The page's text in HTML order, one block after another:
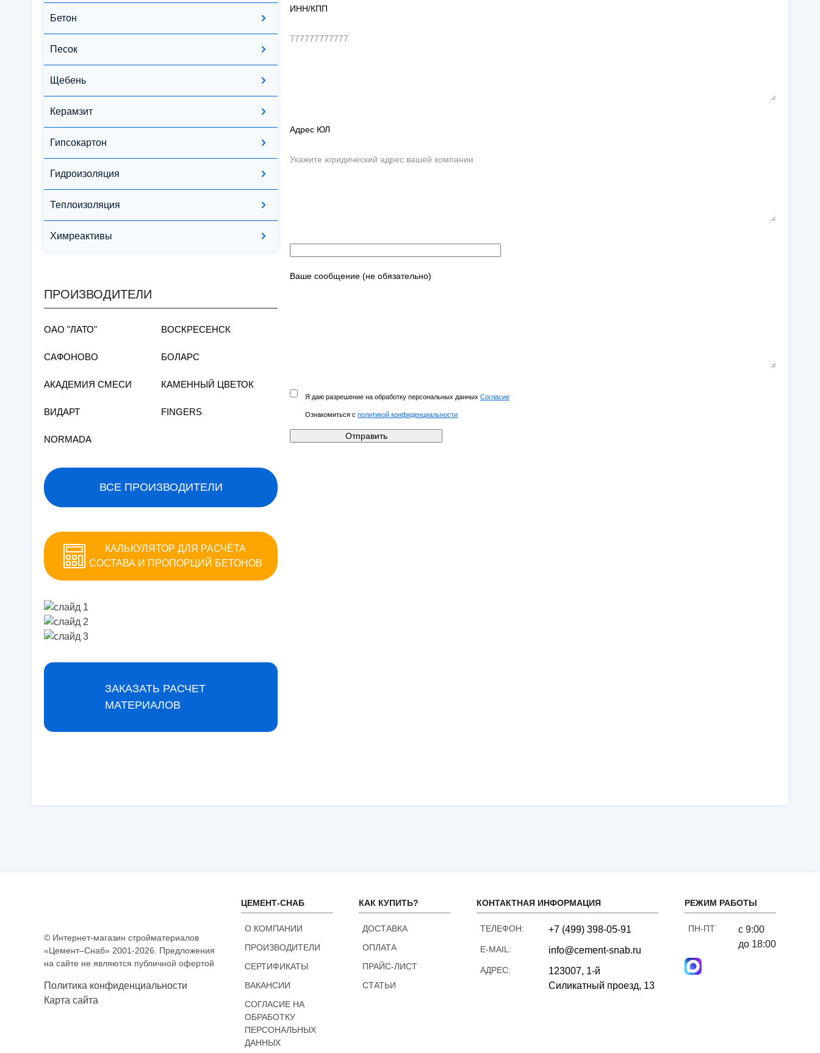
Бетон
Песок
Щебень
Керамзит
Гипсокартон
Гидроизоляция
Теплоизоляция
Химреактивы
ПРОИЗВОДИТЕЛИ
ОАО "ЛАТО" ВОСКРЕСЕНСК
САФОНОВО БОЛАРС
АКАДЕМИЯ СМЕСИ КАМЕННЫЙ ЦВЕТОК
ВИДАРТ FINGERS
NORMADA
ВСЕ ПРОИЗВОДИТЕЛИ
КАЛЬКУЛЯТОР ДЛЯ РАСЧЁТА
СОСТАВА И ПРОПОРЦИЙ БЕТОНОВ
ЗАКАЗАТЬ РАСЧЕТ
МАТЕРИАЛОВ
ИНН/КПП
Адрес ЮЛ
Ваше сообщение (не обязательно)
Я даю разрешение на обработку персональных данныхСогласие
Ознакомиться сполитикой конфиденциальности
© Интернет-магазин стройматериалов
«Цемент–Снаб» 2001-2026. Предложения
на сайте не являются публичной офертой
Политика конфиденциальности
Карта сайта
ЦЕМЕНТ-СНАБ
О КОМПАНИИ
ПРОИЗВОДИТЕЛИ
СЕРТИФИКАТЫ
ВАКАНСИИ
СОГЛАСИЕ НА
ОБРАБОТКУ
ПЕРСОНАЛЬНЫХ
ДАННЫХ
КАК КУПИТЬ?
ДОСТАВКА
ОПЛАТА
ПРАЙС-ЛИСТ
СТАТЬИ
КОНТАКТНАЯ ИНФОРМАЦИЯ
ТЕЛЕФОН: +7 (499) 398-05-91
E-MAIL: info@cement-snab.ru
АДРЕС:
123007, 1-й
Силикатный проезд, 13
РЕЖИМ РАБОТЫ
ПН-ПТ
с 9:00
до 18:00